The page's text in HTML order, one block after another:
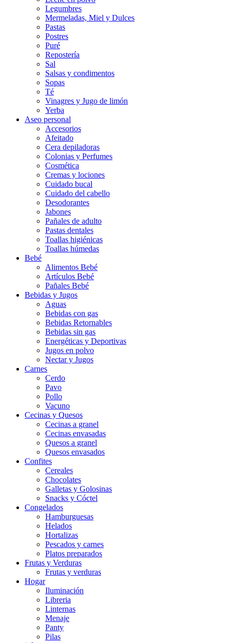
Legumbres
Mermeladas, Miel y Dulces
Pastas
Postres
Puré
Repostería
Sal
Salsas y condimentos
Sopas
Té
Vinagres y Jugo de limón
Yerba
Aseo personal
Accesorios
Afeitado
Cera depiladoras
Colonias y Perfumes
Cosmética
Cremas y lociones
Cuidado bucal
Cuidado del cabello
Desodorantes
Jabones
Pañales de adulto
Pastas dentales
Toallas higiénicas
Toallas húmedas
Bebé
Alimentos Bebé
Artículos Bebé
Pañales Bebé
Bebidas y Jugos
Aguas
Bebidas con gas
Bebidas Retornables
Bebidas sin gas
Energéticas y Deportivas
Jugos en polvo
Nectar y Jugos
Carnes
Cerdo
Pavo
Pollo
Vacuno
Cecinas y Quesos
Cecinas a granel
Cecinas envasadas
Quesos a granel
Quesos envasados
Confites
Cereales
Chocolates
Galletas y Golosinas
Snacks y Cóctel
Congelados
Hamburguesas
Helados
Hortalizas
Pescados y carnes
Platos preparados
Frutas y Verduras
Frutas y verduras
Hogar
Iluminación
Libreria
Linternas
Menaje
Panty
Pilas